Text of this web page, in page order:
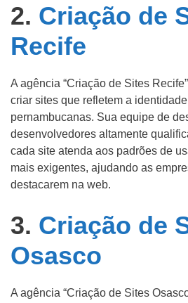
2. Criação de
Recife
A agência “Criação de Sites
criar sites que refletem a
pernambucanas. Sua equipe de
desenvolvedores altamente
cada site atenda aos padrões de
mais exigentes, ajudando as
destacarem na web.
3. Criação de
Osasco
A agência “Criação de Sites